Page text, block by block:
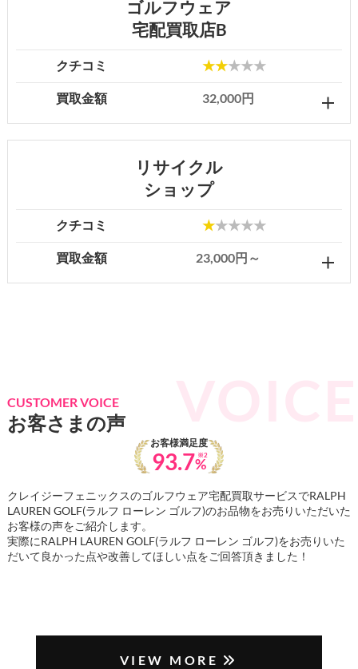
ゴルフウェア
宅配買取店B
クチコミ ★★★★★
買取金額 32,000円
リサイクル
ショップ
クチコミ ★★★★★
買取金額 23,000円～
CUSTOMER VOICE
お客さまの声
お客様満足度
93.7 ※2
%
クレイジーフェニックスのゴルフウェア宅配買取サービスでRALPH
LAUREN GOLF(ラルフ ローレン ゴルフ)のお品物をお売りいただいた
お客様の声をご紹介します。
実際にRALPH LAUREN GOLF(ラルフ ローレン ゴルフ)をお売りいた
だいて良かった点や改善してほしい点をご回答頂きました！
VIEW MORE